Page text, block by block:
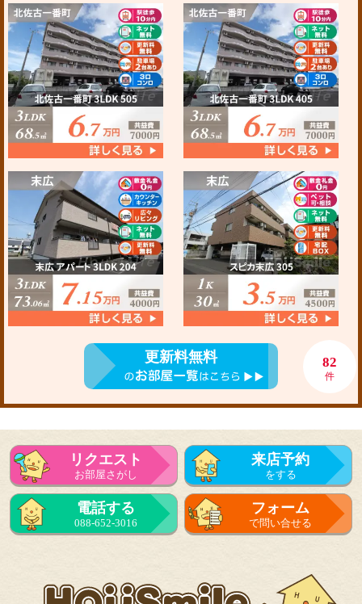
更新料無料 82
件
リクエスト
お部屋さがし
来店予約
をする
電話する
088-652-3016
フォーム
で問い合せる